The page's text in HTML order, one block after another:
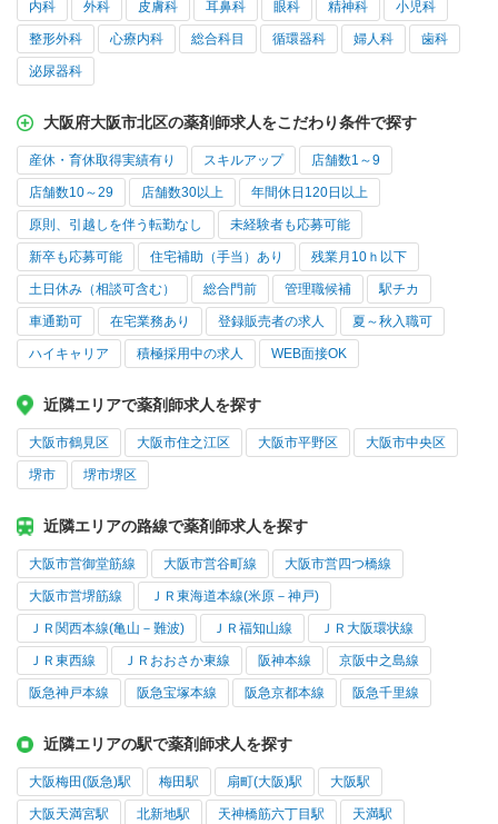
内科 外科 皮膚科 耳鼻科 眼科 精神科 小児科
整形外科 心療内科 総合科目 循環器科 婦人科 歯科
泌尿器科
大阪府大阪市北区の薬剤師求人をこだわり条件で探す
産休・育休取得実績有り スキルアップ 店舗数1～9
店舗数10～29 店舗数30以上 年間休日120日以上
原則、引越しを伴う転勤なし 未経験者も応募可能
新卒も応募可能 住宅補助（手当）あり 残業月10ｈ以下
土日休み（相談可含む） 総合門前 管理職候補 駅チカ
車通勤可 在宅業務あり 登録販売者の求人 夏～秋入職可
ハイキャリア 積極採用中の求人 WEB面接OK
近隣エリアで薬剤師求人を探す
大阪市鶴見区 大阪市住之江区 大阪市平野区 大阪市中央区
堺市 堺市堺区
近隣エリアの路線で薬剤師求人を探す
大阪市営御堂筋線 大阪市営谷町線 大阪市営四つ橋線
大阪市営堺筋線 ＪＲ東海道本線(米原－神戸)
ＪＲ関西本線(亀山－難波) ＪＲ福知山線 ＪＲ大阪環状線
ＪＲ東西線 ＪＲおおさか東線 阪神本線 京阪中之島線
阪急神戸本線 阪急宝塚本線 阪急京都本線 阪急千里線
近隣エリアの駅で薬剤師求人を探す
大阪梅田(阪急)駅 梅田駅 扇町(大阪)駅 大阪駅
大阪天満宮駅 北新地駅 天神橋筋六丁目駅 天満駅